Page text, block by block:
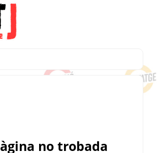
no trobada